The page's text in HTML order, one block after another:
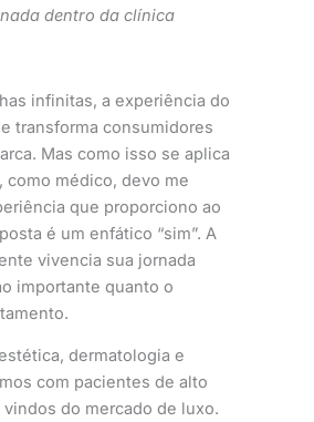
dentro da clínica
infinitas, a experiência do
transforma consumidores
Mas como isso se aplica
como médico, devo me
que proporciono ao
é um enfático “sim”. A
vivencia sua jornada
importante quanto o
dermatologia e
com pacientes de alto
do mercado de luxo.